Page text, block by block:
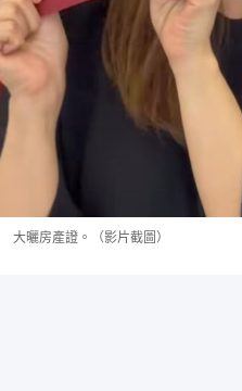
大曬房產證。（影片截圖）